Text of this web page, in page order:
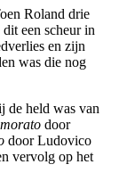
Roland drie
een scheur in
en zijn
was die nog
de held was van
door
door Ludovico
vervolg op het